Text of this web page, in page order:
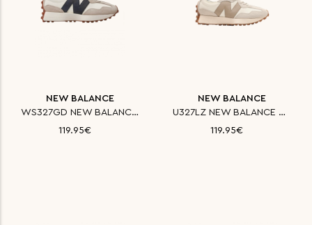
NEW BALANCE
WS327GD NEW BALANCE ΠΑΠΟΥΤΣΙ C
119.95€
NEW BALANCE
U327LZ NEW BALANCE ΠΑΠΟΥΤΣΙ CL
119.95€